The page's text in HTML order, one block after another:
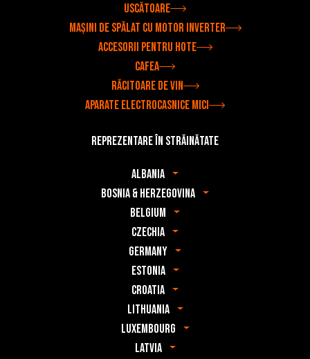
Uscătoare
Mașini de spălat cu motor inverter
Accesorii pentru hote
Cafea
Răcitoare de vin
Aparate electrocasnice mici
Reprezentare în străinătate
Albania
Bosnia & Herzegovina
Belgium
Czechia
Germany
Estonia
Croatia
Lithuania
Luxembourg
Latvia